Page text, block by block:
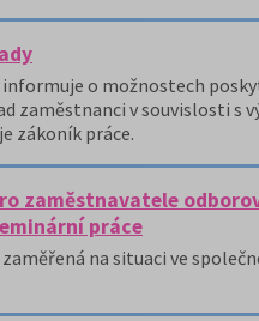
o možnostech
zaměstnanci v souvislosti s
zákoník práce.
zaměstnavatele
práce
na situaci ve